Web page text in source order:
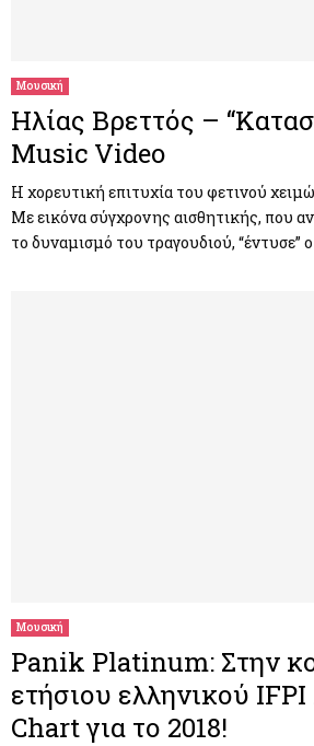
Μουσική
Ηλίας Βρεττός –
Music Video
Η χορευτική επιτυχία του φετινού
Με εικόνα σύγχρονης αισθητικής, που
το δυναμισμό του τραγουδιού, “έντυσε”
Μουσική
Panik Platinum: Στην
ετήσιου ελληνικού
Chart για το 2018!